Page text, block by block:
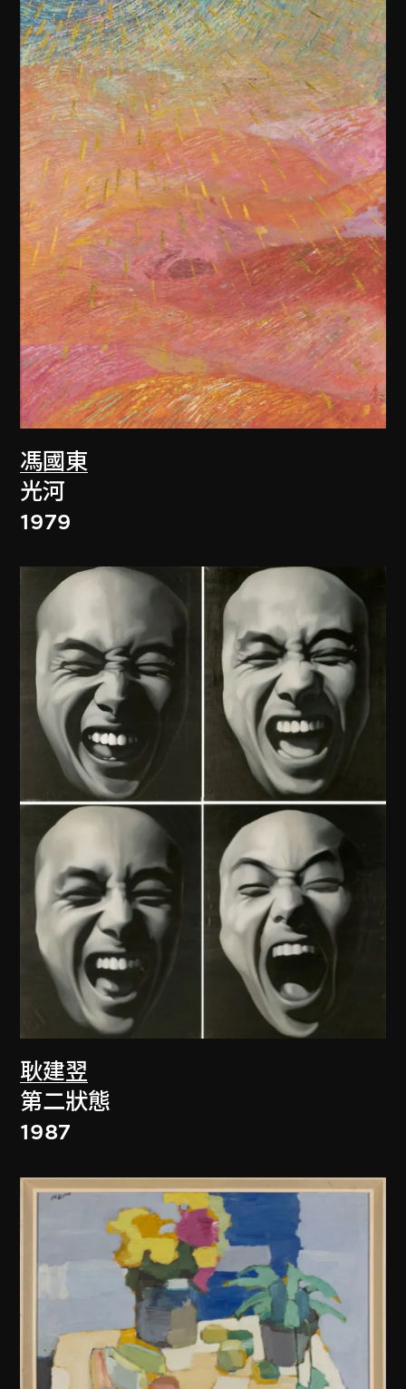
馮國東
光河
1979
耿建翌
第二狀態
1987